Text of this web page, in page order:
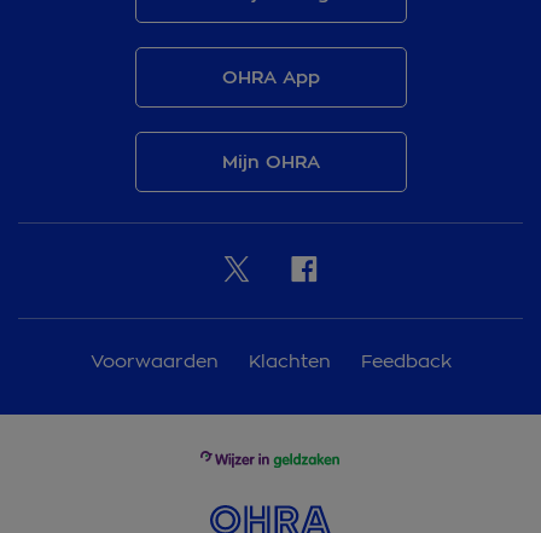
OHRA App
Mijn OHRA
Voorwaarden Klachten Feedback